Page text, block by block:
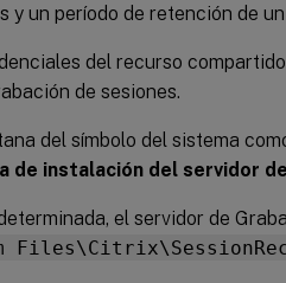
y un período de retención de
del recurso
de sesiones.
del símbolo del sistema
de instalación del servidor
el servidor de